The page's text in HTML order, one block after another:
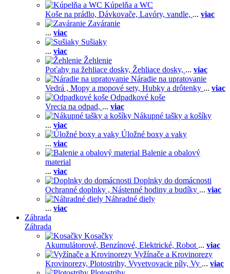
Kúpelňa a WC
Koše na prádlo, Dávkovače, Lavóry, vandle, ... viac
Zaváranie
... viac
Sušiaky
... viac
Žehlenie
Poťahy na žehliace dosky, Žehliace dosky, ... viac
Náradie na upratovanie
Vedrá , Mopy a mopové sety, Hubky a drôtenky ... viac
Odpadkové koše
Vrecia na odpad, ... viac
Nákupné tašky a košíky
... viac
Úložné boxy a vaky
... viac
Balenie a obalový
material
... viac
Doplnky do domácnosti
Ochranné doplnky , Nástenné hodiny a budíky ... viac
Náhradné diely
... viac
Záhrada
Záhrada
Kosačky
Akumulátorové, Benzínové, Elektrické, Robot ... viac
Vyžínače a Krovinorezy
Krovinorezy, Plotostrihy, Vyvetvovacie píly, Vy ... viac